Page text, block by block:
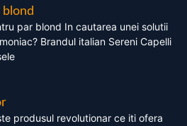
par blond In cautarea unei solutii
Brandul italian Sereni Capelli
produsul revolutionar ce iti ofera